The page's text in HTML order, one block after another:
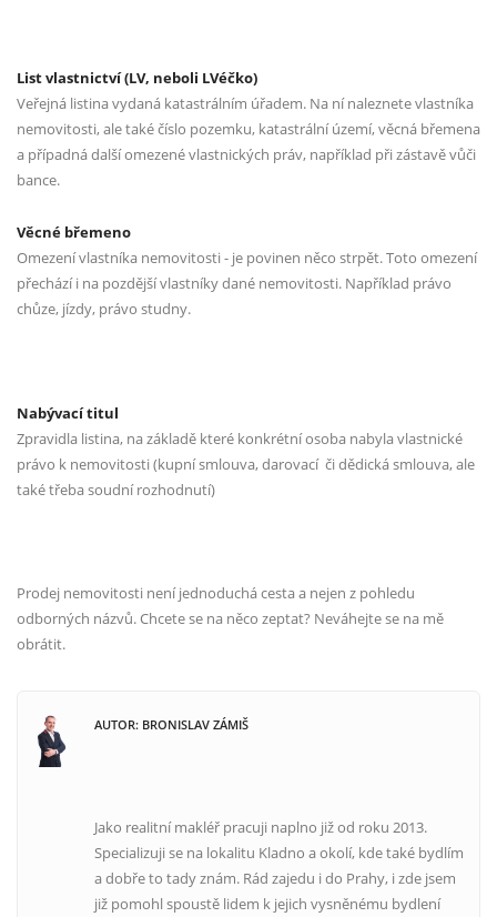
List vlastnictví (LV, neboli LVéčko)
Veřejná listina vydaná katastrálním úřadem. Na ní naleznete vlastníka
nemovitosti, ale také číslo pozemku, katastrální území, věcná břemena
a případná další omezené vlastnických práv, například při zástavě vůči
bance.
Věcné břemeno
Omezení vlastníka nemovitosti - je povinen něco strpět. Toto omezení
přechází i na pozdější vlastníky dané nemovitosti. Například právo
chůze, jízdy, právo studny.
Nabývací titul
Zpravidla listina, na základě které konkrétní osoba nabyla vlastnické
právo k nemovitosti (kupní smlouva, darovací či dědická smlouva, ale
také třeba soudní rozhodnutí)
Prodej nemovitosti není jednoduchá cesta a nejen z pohledu
odborných názvů. Chcete se na něco zeptat? Neváhejte se na mě
obrátit.
AUTOR: BRONISLAV ZÁMIŠ
Jako realitní makléř pracuji naplno již od roku 2013.
Specializuji se na lokalitu Kladno a okolí, kde také bydlím
a dobře to tady znám. Rád zajedu i do Prahy, i zde jsem
již pomohl spoustě lidem k jejich vysněnému bydlení